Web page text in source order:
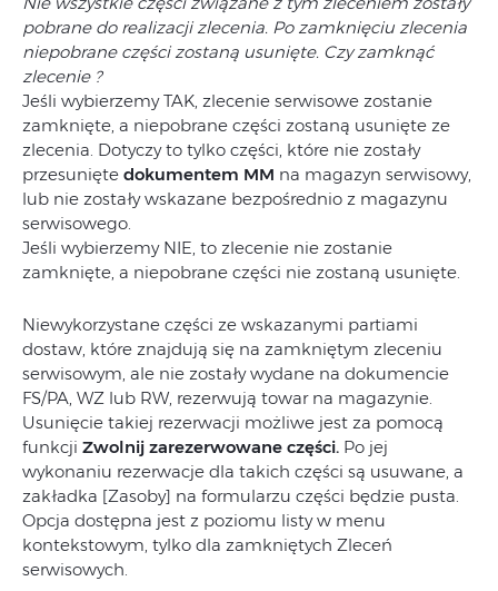
pobrane do realizacji zlecenia. Po zamknięciu zlecenia
niepobrane części zostaną usunięte. Czy zamknąć
zlecenie ?
Jeśli wybierzemy TAK, zlecenie serwisowe zostanie
zamknięte, a niepobrane części zostaną usunięte ze
zlecenia. Dotyczy to tylko części, które nie zostały
przesunięte dokumentem MM na magazyn serwisowy,
lub nie zostały wskazane bezpośrednio z magazynu
serwisowego.
Jeśli wybierzemy NIE, to zlecenie nie zostanie
zamknięte, a niepobrane części nie zostaną usunięte.
Niewykorzystane części ze wskazanymi partiami
dostaw, które znajdują się na zamkniętym zleceniu
serwisowym, ale nie zostały wydane na dokumencie
FS/PA, WZ lub RW, rezerwują towar na magazynie.
Usunięcie takiej rezerwacji możliwe jest za pomocą
funkcji Zwolnij zarezerwowane części. Po jej
wykonaniu rezerwacje dla takich części są usuwane, a
zakładka [Zasoby] na formularzu części będzie pusta.
Opcja dostępna jest z poziomu listy w menu
kontekstowym, tylko dla zamkniętych Zleceń
serwisowych.